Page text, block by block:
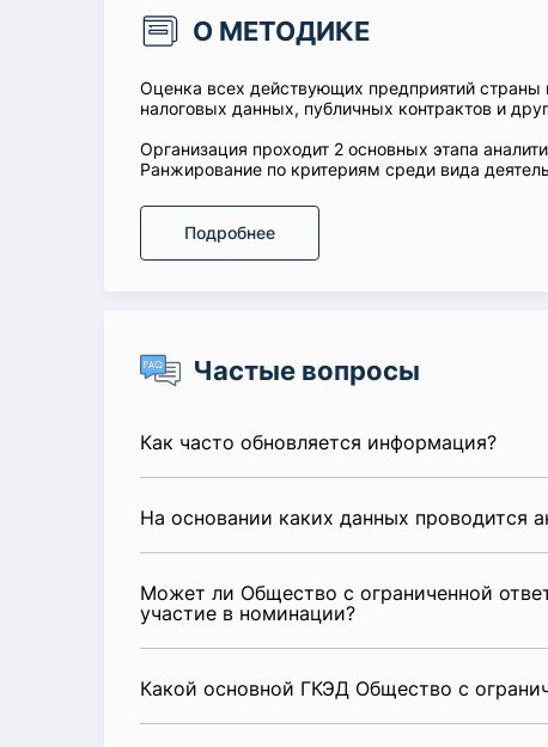
О МЕТОДИКЕ
Оценка всех действующих предприятий
налоговых данных, публичных контрактов и
Организация проходит 2 основных этапа
Ранжирование по критериям среди вида
Подробнее
Частые вопросы
Как часто обновляется информация?
На основании каких данных проводится
Может ли Общество с ограниченной
участие в номинации?
Какой основной ГКЭД Общество с